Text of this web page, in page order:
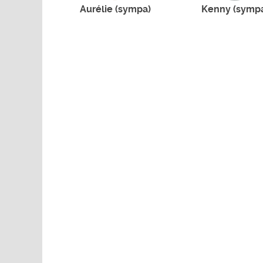
Aurélie (sympa) Kenny